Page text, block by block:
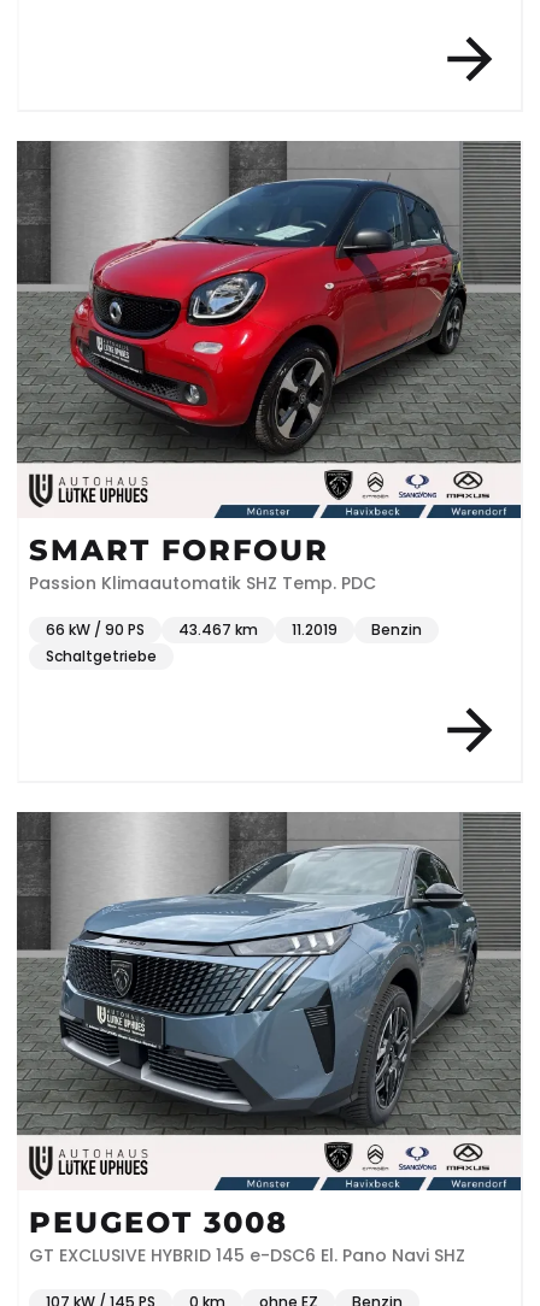
SMART FORFOUR
Passion Klimaautomatik SHZ Temp. PDC
66 kW / 90 PS 43.467 km 11.2019
Benzin
Schaltgetriebe
PEUGEOT 3008
GT EXCLUSIVE HYBRID 145 e-DSC6 El. Pano Navi SHZ
107 kW / 145 PS 0 km ohne EZ Benzin